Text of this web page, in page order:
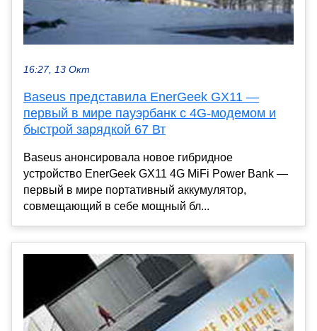
16:27, 13 Окт
Baseus представила EnerGeek GX11 —
первый в мире пауэрбанк с 4G-модемом и
быстрой зарядкой 67 Вт
Baseus анонсировала новое гибридное
устройство EnerGeek GX11 4G MiFi Power Bank —
первый в мире портативный аккумулятор,
совмещающий в себе мощный бл...